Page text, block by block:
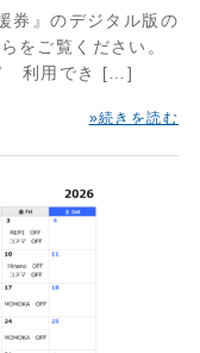
券』のデジタル版の
をご覧ください。
利用でき […]
»続きを読む